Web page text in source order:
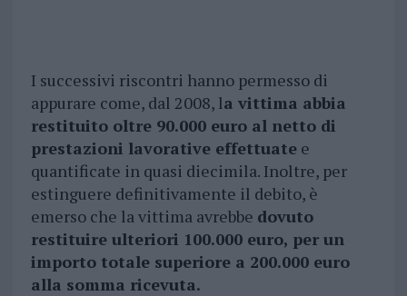
I successivi riscontri hanno permesso di
appurare come, dal 2008, la vittima abbia
restituito oltre 90.000 euro al netto di
prestazioni lavorative effettuatee
quantificate in quasi diecimila. Inoltre, per
estinguere definitivamente il debito, è
emerso che la vittima avrebbe dovuto
restituire ulteriori 100.000 euro, per un
importo totale superiore a 200.000 euro
alla somma ricevuta.